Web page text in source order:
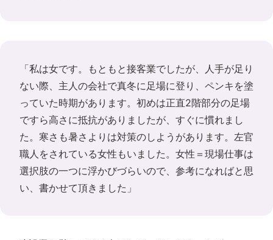
「私は女です。もともと接客業でしたが、人手が足り
ない際、主人の会社で真冬に足場に登り、ペンキを塗
っていた時期があります。初めは正直2階部分の足場
ですら高さに抵抗がありましたが、すぐに慣れまし
た。寒さも暑さよりは対策のしようがあります。左官
職人をされている女性もいました。女性＝現場仕事は
選択肢の一つに浮かびづらいので、参考になればと思
い、書かせて頂きました」